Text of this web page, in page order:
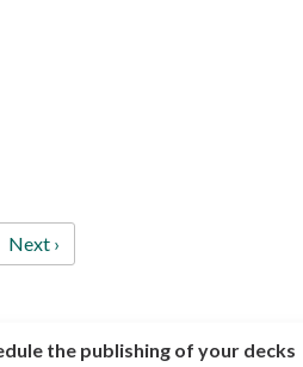
Next ›
the publishing of your decks